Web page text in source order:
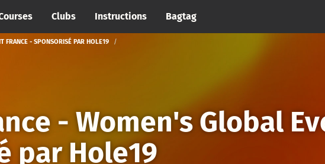
Clubs Instructions Bagtag
FRANCE - SPONSORISÉ PAR HOLE19
- Women's Global
par Hole19